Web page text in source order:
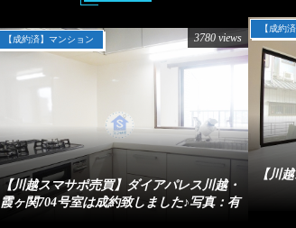
【川
【成約
【川越スマサポ売買】ダイアパレス川越・
霞ヶ関704号室は成約致しました♪写真：有
【成約済】マンション 3780 views